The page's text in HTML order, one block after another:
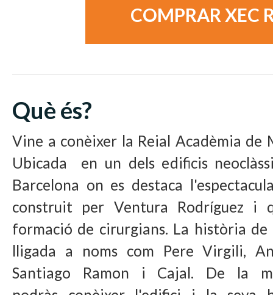
COMPRAR XEC
Què és?
Vine a conèixer la Reial Acadèmia de
Ubicada en un dels edificis
Barcelona on es destaca
construit per Ventura Rodríguez i
formació de cirurgians. La història de
lligada a noms com Pere Virgili,
Santiago Ramon i Cajal. De la